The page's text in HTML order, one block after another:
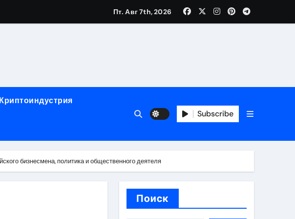
компонентов
и сценарии оформления сделки
предприятиях
Пт. Авг 7th, 2026
Криптоиндустрия
Subscribe
бизнесмена, политика и общественного деятеля
Поиск